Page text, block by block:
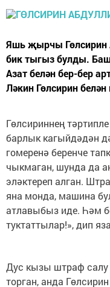
Яшь җырчы Гөлсирин
бик тыгыз булды.
Азат белән бер-бер
Ләкин Гөлсирин белән
Гөлсириннең
барлык кагыйдәдән
гомеренә беренче
чыкмаган, шунда да
эләктереп алган.
яна монда, машина
атлавыбыз иде. Һәм
туктаттылар!», дип
Дус кызы штраф салу
торган, анда